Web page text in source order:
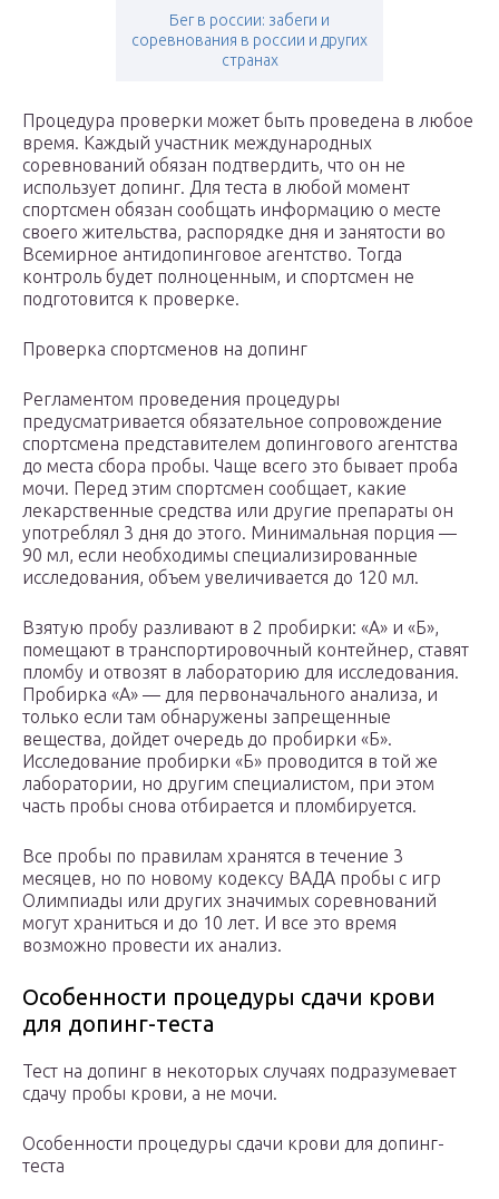
Бег в россии: забеги и
соревнования в россии и других
странах
Процедура проверки может быть проведена в любое
время. Каждый участник международных
соревнований обязан подтвердить, что он не
использует допинг. Для теста в любой момент
спортсмен обязан сообщать информацию о месте
своего жительства, распорядке дня и занятости во
Всемирное антидопинговое агентство. Тогда
контроль будет полноценным, и спортсмен не
подготовится к проверке.
Проверка спортсменов на допинг
Регламентом проведения процедуры
предусматривается обязательное сопровождение
спортсмена представителем допингового агентства
до места сбора пробы. Чаще всего это бывает проба
мочи. Перед этим спортсмен сообщает, какие
лекарственные средства или другие препараты он
употреблял 3 дня до этого. Минимальная порция —
90 мл, если необходимы специализированные
исследования, объем увеличивается до 120 мл.
Взятую пробу разливают в 2 пробирки: «А» и «Б»,
помещают в транспортировочный контейнер, ставят
пломбу и отвозят в лабораторию для исследования.
Пробирка «А» — для первоначального анализа, и
только если там обнаружены запрещенные
вещества, дойдет очередь до пробирки «Б».
Исследование пробирки «Б» проводится в той же
лаборатории, но другим специалистом, при этом
часть пробы снова отбирается и пломбируется.
Все пробы по правилам хранятся в течение 3
месяцев, но по новому кодексу ВАДА пробы с игр
Олимпиады или других значимых соревнований
могут храниться и до 10 лет. И все это время
возможно провести их анализ.
Особенности процедуры сдачи крови
для допинг-теста
Тест на допинг в некоторых случаях подразумевает
сдачу пробы крови, а не мочи.
Особенности процедуры сдачи крови для допинг-
теста